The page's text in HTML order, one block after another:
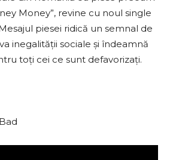
Money”, revine cu noul single
piesei ridică un semnal de
inegalității sociale și îndeamnă
toți cei ce sunt defavorizați.